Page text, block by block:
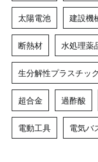
太陽電池 建設機
断熱材 水処理薬
生分解性プラスチック
超合金 過酢酸
電動工具 電気バ